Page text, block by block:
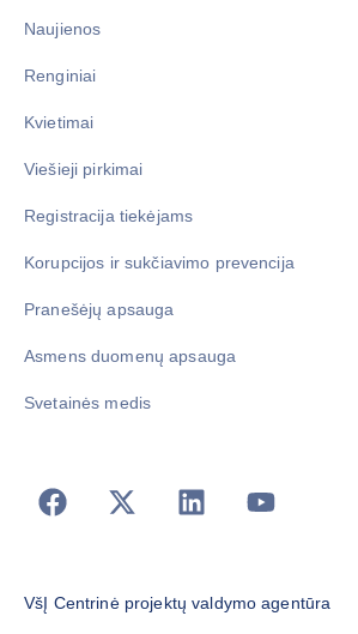
Naujienos
Renginiai
Kvietimai
Viešieji pirkimai
Registracija tiekėjams
Korupcijos ir sukčiavimo prevencija
Pranešėjų apsauga
Asmens duomenų apsauga
Svetainės medis
VšĮ Centrinė projektų valdymo agentūra